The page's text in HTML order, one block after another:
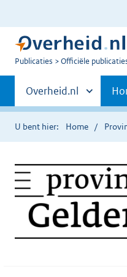
U
Publicaties Officiële
Primaire
navigatie
Andere
sites
binnen
Overheid.nl
U bent hier: Home